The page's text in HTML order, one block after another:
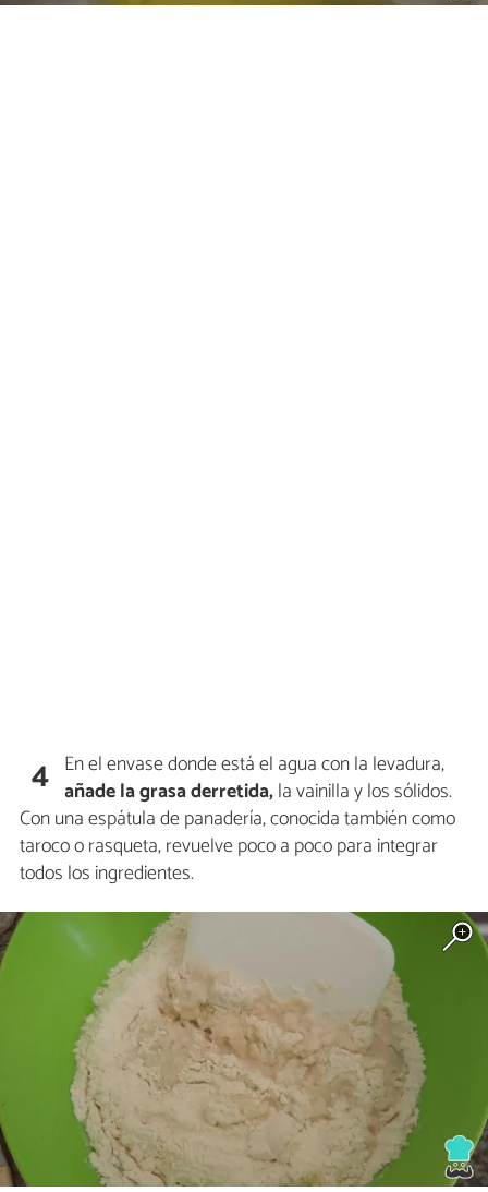
4 En el envase donde está el agua con la levadura,
añade la grasa derretida,la vainilla y los sólidos.
Con una espátula de panadería, conocida también como
taroco o rasqueta, revuelve poco a poco para integrar
todos los ingredientes.